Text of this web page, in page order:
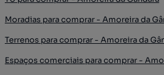
Moradias para comprar - Amoreira da
Terrenos para comprar - Amoreira da
Espaços comerciais para comprar -